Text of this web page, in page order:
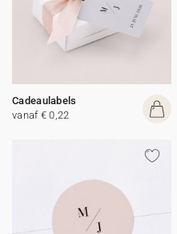
Cadeaulabels
vanaf € 0,22